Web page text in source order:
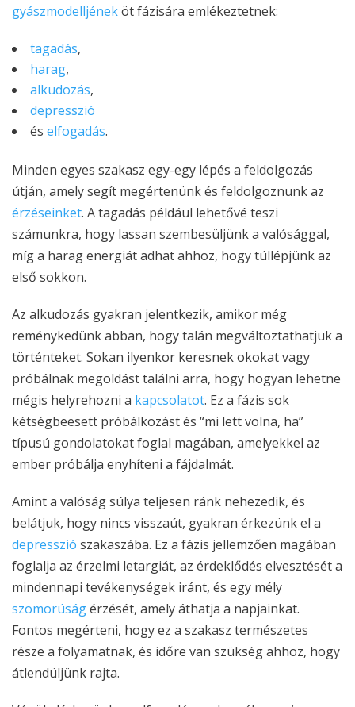
gyászmodelljéneköt fázisára emlékeztetnek:
tagadás,
harag,
alkudozás,
depresszió
és elfogadás.
Minden egyes szakasz egy-egy lépés a feldolgozás
útján, amely segít megértenünk és feldolgoznunk az
érzéseinket. A tagadás például lehetővé teszi
számunkra, hogy lassan szembesüljünk a valósággal,
míg a harag energiát adhat ahhoz, hogy túllépjünk az
első sokkon.
Az alkudozás gyakran jelentkezik, amikor még
reménykedünk abban, hogy talán megváltoztathatjuk a
történteket. Sokan ilyenkor keresnek okokat vagy
próbálnak megoldást találni arra, hogy hogyan lehetne
mégis helyrehozni a kapcsolatot. Ez a fázis sok
kétségbeesett próbálkozást és “mi lett volna, ha”
típusú gondolatokat foglal magában, amelyekkel az
ember próbálja enyhíteni a fájdalmát.
Amint a valóság súlya teljesen ránk nehezedik, és
belátjuk, hogy nincs visszaút, gyakran érkezünk el a
depresszió szakaszába. Ez a fázis jellemzően magában
foglalja az érzelmi letargiát, az érdeklődés elvesztését a
mindennapi tevékenységek iránt, és egy mély
szomorúságérzését, amely áthatja a napjainkat.
Fontos megérteni, hogy ez a szakasz természetes
része a folyamatnak, és időre van szükség ahhoz, hogy
átlendüljünk rajta.